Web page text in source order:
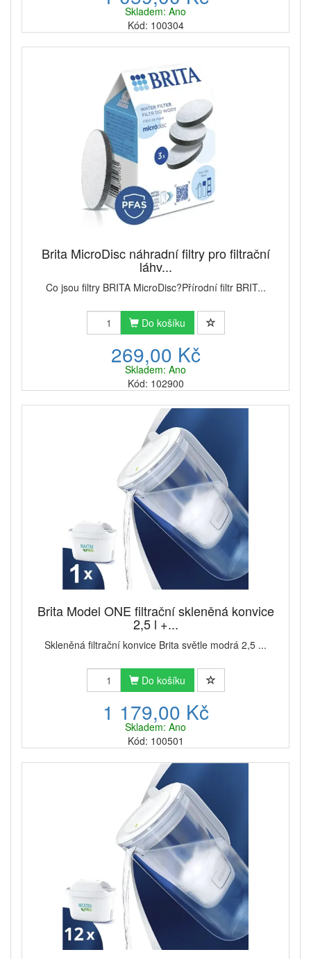
Skladem: Ano
Kód: 100304
Brita MicroDisc náhradní filtry pro filtrační
láhv...
Co jsou filtry BRITA MicroDisc?Přírodní filtr BRIT...
Do košíku
269,00 Kč
Skladem: Ano
Kód: 102900
Brita Model ONE filtrační skleněná konvice
2,5 l +...
Skleněná filtrační konvice Brita světle modrá 2,5 ...
Do košíku
1 179,00 Kč
Skladem: Ano
Kód: 100501